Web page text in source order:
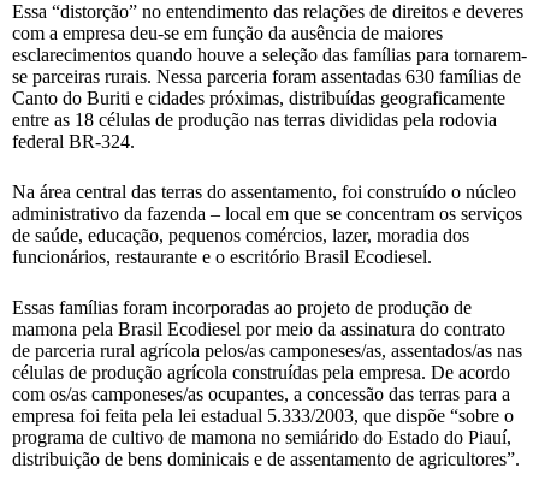
Essa “distorção” no entendimento das relações de direitos e deveres
com a empresa deu-se em função da ausência de maiores
esclarecimentos quando houve a seleção das famílias para tornarem-
se parceiras rurais. Nessa parceria foram assentadas 630 famílias de
Canto do Buriti e cidades próximas, distribuídas geograficamente
entre as 18 células de produção nas terras divididas pela rodovia
federal BR-324.
Na área central das terras do assentamento, foi construído o núcleo
administrativo da fazenda – local em que se concentram os serviços
de saúde, educação, pequenos comércios, lazer, moradia dos
funcionários, restaurante e o escritório Brasil Ecodiesel.
Essas famílias foram incorporadas ao projeto de produção de
mamona pela Brasil Ecodiesel por meio da assinatura do contrato
de parceria rural agrícola pelos/as camponeses/as, assentados/as nas
células de produção agrícola construídas pela empresa. De acordo
com os/as camponeses/as ocupantes, a concessão das terras para a
empresa foi feita pela lei estadual 5.333/2003, que dispõe “sobre o
programa de cultivo de mamona no semiárido do Estado do Piauí,
distribuição de bens dominicais e de assentamento de agricultores”.